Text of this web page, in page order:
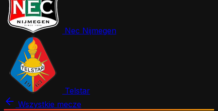
Nec Nijmegen
Telstar
Wszystkie mecze